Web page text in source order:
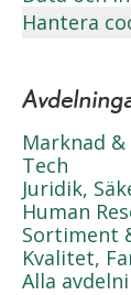
Hantera
Marknad
Tech
Juridik,
Human
Sortiment
Kvalitet,
Alla